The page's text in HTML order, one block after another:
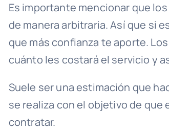
Es importante mencionar que
de manera arbitraria. Así que si
que más confianza te aporte.
cuánto les costará el servicio y
Suele ser una estimación que
se realiza con el objetivo de
contratar.